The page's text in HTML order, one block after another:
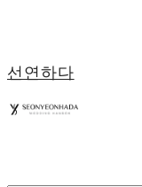
선연하다